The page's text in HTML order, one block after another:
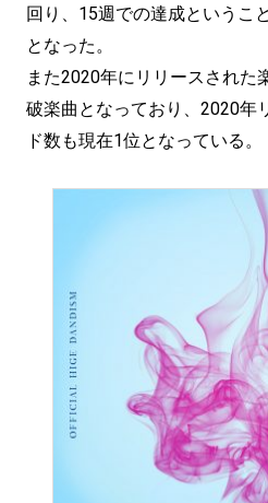
回り、15週での達成というこ
となった。
また2020年にリリースされた
破楽曲となっており、2020年
ド数も現在1位となっている。